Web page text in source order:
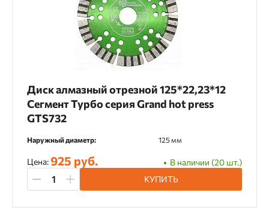
Диск алмазный отрезной 125*22,23*12
Сегмент Турбо серия Grand hot press
GTS732
Наружный диаметр: 125 мм
Цена:925 руб.
В наличии (20 шт.)
КУПИТЬ